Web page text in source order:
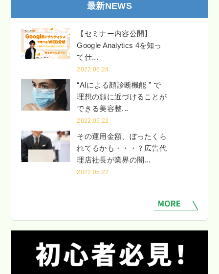
最新NEWS
【セミナー内容公開】
Google Analytics 4を知っ
て仕...
2022.06.24
“AIによる顔診断機能 ” で
理想の顔に近づけることが
できる美容整...
2022.05.22
その運用金額、ぼったくら
れてるかも・・・？広告代
理店社長が業界の闇...
2022.05.22